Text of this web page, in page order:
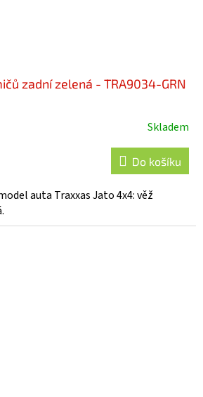
zadní zelená - TRA9034-GRN
Skladem
Do košíku
auta Traxxas Jato 4x4: věž